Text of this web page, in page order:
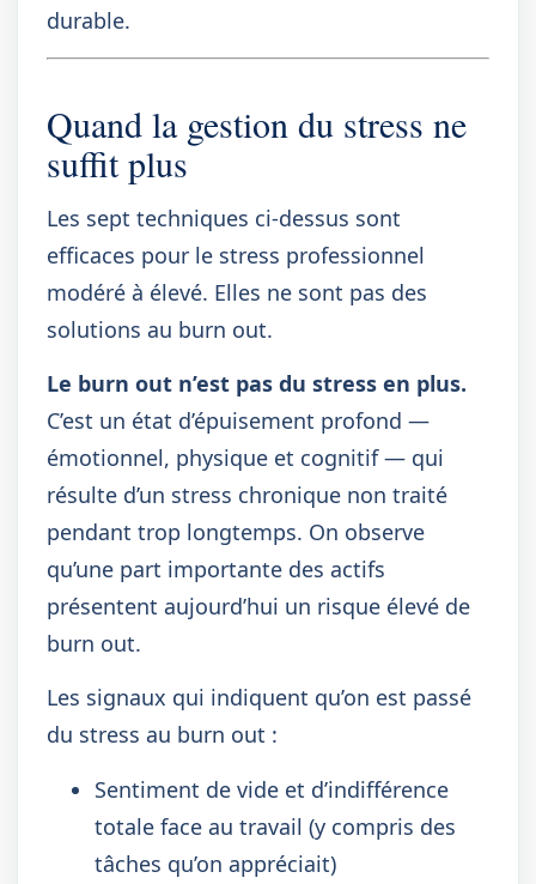
durable.
Quand la gestion du stress ne
suffit plus
Les sept techniques ci-dessus sont
efficaces pour le stress professionnel
modéré à élevé. Elles ne sont pas des
solutions au burn out.
Le burn out n’est pas du stress en plus.
C’est un état d’épuisement profond —
émotionnel, physique et cognitif — qui
résulte d’un stress chronique non traité
pendant trop longtemps. On observe
qu’une part importante des actifs
présentent aujourd’hui un risque élevé de
burn out.
Les signaux qui indiquent qu’on est passé
du stress au burn out :
Sentiment de vide et d’indifférence
totale face au travail (y compris des
tâches qu’on appréciait)